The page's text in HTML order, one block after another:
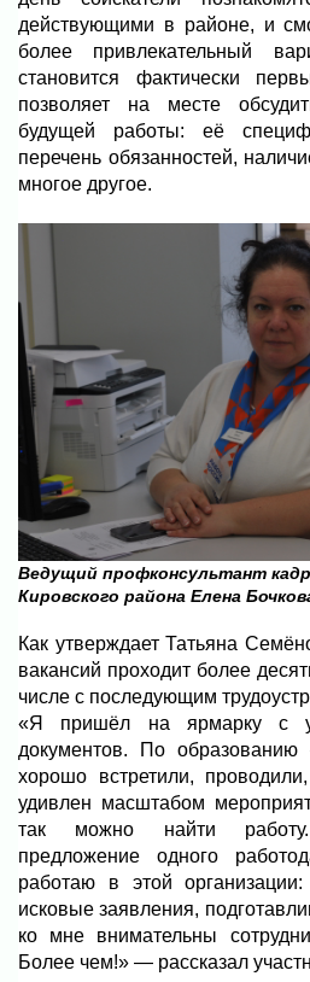
действующими в районе, и
более привлекательный
становится фактически
позволяет на месте
будущей работы: её
перечень обязанностей,
многое другое.
Ведущий профконсультант
Кировского района Елена
Как утверждает Татьяна
вакансий проходит более
числе с последующим
«Я пришёл на ярмарку с
документов. По
хорошо встретили,
удивлен масштабом
так можно найти
предложение одного
работаю в этой организации:
исковые заявления,
ко мне внимательны
Более чем!» — рассказал